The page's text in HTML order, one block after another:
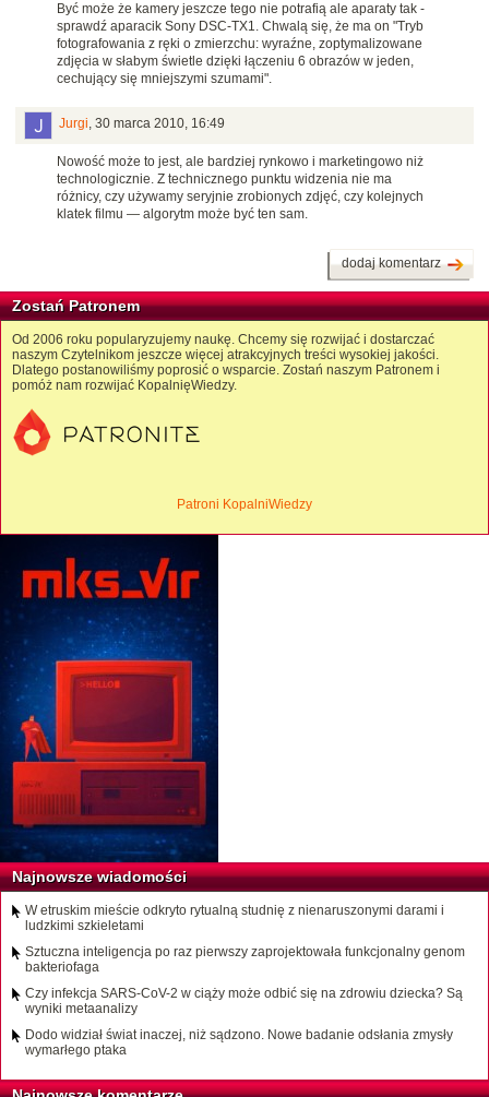
Być może że kamery jeszcze tego nie potrafią ale aparaty tak -
sprawdź aparacik Sony DSC-TX1. Chwalą się, że ma on "Tryb
fotografowania z ręki o zmierzchu: wyraźne, zoptymalizowane
zdjęcia w słabym świetle dzięki łączeniu 6 obrazów w jeden,
cechujący się mniejszymi szumami".
Jurgi, 30 marca 2010, 16:49
Nowość może to jest, ale bardziej rynkowo i marketingowo niż
technologicznie. Z technicznego punktu widzenia nie ma
różnicy, czy używamy seryjnie zrobionych zdjęć, czy kolejnych
klatek filmu — algorytm może być ten sam.
dodaj komentarz
Zostań Patronem
Od 2006 roku popularyzujemy naukę. Chcemy się rozwijać i dostarczać
naszym Czytelnikom jeszcze więcej atrakcyjnych treści wysokiej jakości.
Dlatego postanowiliśmy poprosić o wsparcie. Zostań naszym Patronem i
pomóż nam rozwijać KopalnięWiedzy.
Patroni KopalniWiedzy
Najnowsze wiadomości
W etruskim mieście odkryto rytualną studnię z nienaruszonymi darami i
ludzkimi szkieletami
Sztuczna inteligencja po raz pierwszy zaprojektowała funkcjonalny genom
bakteriofaga
Czy infekcja SARS-CoV-2 w ciąży może odbić się na zdrowiu dziecka? Są
wyniki metaanalizy
Dodo widział świat inaczej, niż sądzono. Nowe badanie odsłania zmysły
wymarłego ptaka